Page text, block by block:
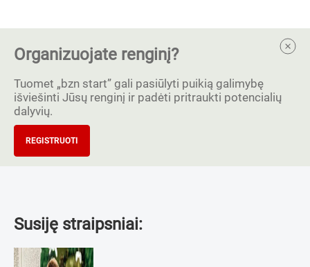
Organizuojate renginį?
Tuomet „bzn start” gali pasiūlyti puikią galimybę
išviešinti Jūsų renginį ir padėti pritraukti potencialių
dalyvių.
REGISTRUOTI
Susiję straipsniai: